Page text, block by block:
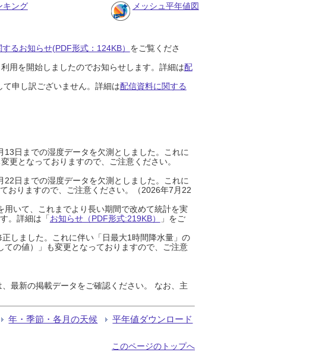
キング メッシュ平年値図
るお知らせ(PDF形式：124KB） をご覧くださ
用を開始しましたのでお知らせします。詳細は配
申し訳ございません。詳細は配信資料に関する
日までの湿度データを欠測としました。これに
更となっておりますので、ご注意ください。
日までの湿度データを欠測としました。これに
おりますので、ご注意ください。（2026年7月22
いて、これまでより長い期間で改めて統計を実
。詳細は「お知らせ（PDF形式:219KB）
」をご
しました。これに伴い「日最大1時間降水量」の
ての値）」も変更となっておりますので、ご注意
最新の掲載データをご確認ください。 なお、主
年・季節・各月の天候 平年値ダウンロード
このページのトップへ